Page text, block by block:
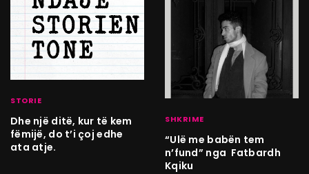
STORIE
Dhe një ditë, kur të kem
fëmijë, do t’i çoj edhe
ata atje.
SHKRIME
“Ulë me babën tem
n’fund” nga Fatbardh
Kqiku